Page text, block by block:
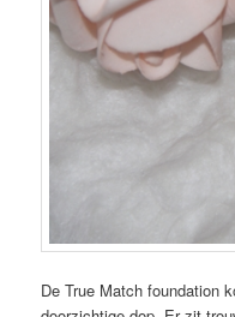
De True Match foundation